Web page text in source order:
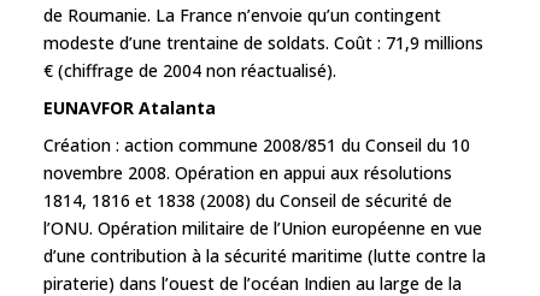
de Roumanie. La France n’envoie qu’un contingent
modeste d’une trentaine de soldats. Coût : 71,9 millions
€ (chiffrage de 2004 non réactualisé).
EUNAVFOR Atalanta
Création : action commune 2008/851 du Conseil du 10
novembre 2008. Opération en appui aux résolutions
1814, 1816 et 1838 (2008) du Conseil de sécurité de
l’ONU. Opération militaire de l’Union européenne en vue
d’une contribution à la sécurité maritime (lutte contre la
piraterie) dans l’ouest de l’océan Indien au large de la